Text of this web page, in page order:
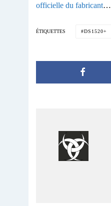
officielle du fabricant…
ÉTIQUETTES DS1520+